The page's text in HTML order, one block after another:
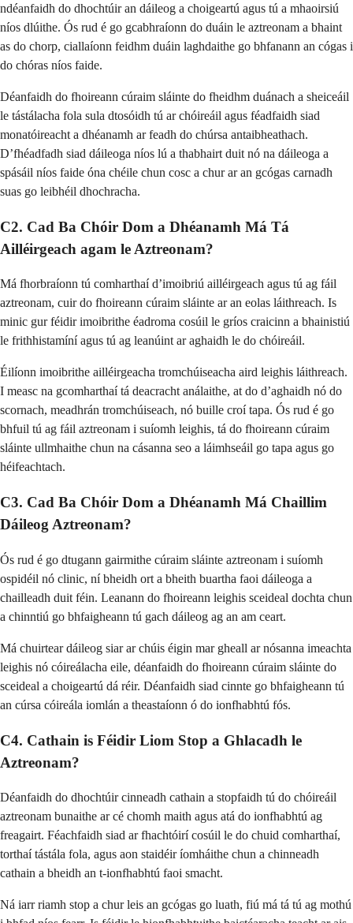
ndéanfaidh do dhochtúir an dáileog a choigeartú agus tú a mhaoirsiú
níos dlúithe. Ós rud é go gcabhraíonn do duáin le aztreonam a bhaint
as do chorp, ciallaíonn feidhm duáin laghdaithe go bhfanann an cógas i
do chóras níos faide.
Déanfaidh do fhoireann cúraim sláinte do fheidhm duánach a sheiceáil
le tástálacha fola sula dtosóidh tú ar chóireáil agus féadfaidh siad
monatóireacht a dhéanamh ar feadh do chúrsa antaibheathach.
D’fhéadfadh siad dáileoga níos lú a thabhairt duit nó na dáileoga a
spásáil níos faide óna chéile chun cosc a chur ar an gcógas carnadh
suas go leibhéil dhochracha.
C2. Cad Ba Chóir Dom a Dhéanamh Má Tá
Ailléirgeach agam le Aztreonam?
Má fhorbraíonn tú comharthaí d’imoibriú ailléirgeach agus tú ag fáil
aztreonam, cuir do fhoireann cúraim sláinte ar an eolas láithreach. Is
minic gur féidir imoibrithe éadroma cosúil le gríos craicinn a bhainistiú
le frithhistamíní agus tú ag leanúint ar aghaidh le do chóireáil.
Éilíonn imoibrithe ailléirgeacha tromchúiseacha aird leighis láithreach.
I measc na gcomharthaí tá deacracht análaithe, at do d’aghaidh nó do
scornach, meadhrán tromchúiseach, nó buille croí tapa. Ós rud é go
bhfuil tú ag fáil aztreonam i suíomh leighis, tá do fhoireann cúraim
sláinte ullmhaithe chun na cásanna seo a láimhseáil go tapa agus go
héifeachtach.
C3. Cad Ba Chóir Dom a Dhéanamh Má Chaillim
Dáileog Aztreonam?
Ós rud é go dtugann gairmithe cúraim sláinte aztreonam i suíomh
ospidéil nó clinic, ní bheidh ort a bheith buartha faoi dáileoga a
chailleadh duit féin. Leanann do fhoireann leighis sceideal dochta chun
a chinntiú go bhfaigheann tú gach dáileog ag an am ceart.
Má chuirtear dáileog siar ar chúis éigin mar gheall ar nósanna imeachta
leighis nó cóireálacha eile, déanfaidh do fhoireann cúraim sláinte do
sceideal a choigeartú dá réir. Déanfaidh siad cinnte go bhfaigheann tú
an cúrsa cóireála iomlán a theastaíonn ó do ionfhabhtú fós.
C4. Cathain is Féidir Liom Stop a Ghlacadh le
Aztreonam?
Déanfaidh do dhochtúir cinneadh cathain a stopfaidh tú do chóireáil
aztreonam bunaithe ar cé chomh maith agus atá do ionfhabhtú ag
freagairt. Féachfaidh siad ar fhachtóirí cosúil le do chuid comharthaí,
torthaí tástála fola, agus aon staidéir íomháithe chun a chinneadh
cathain a bheidh an t-ionfhabhtú faoi smacht.
Ná iarr riamh stop a chur leis an gcógas go luath, fiú má tá tú ag mothú